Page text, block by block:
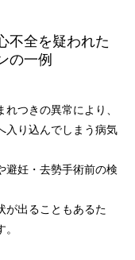
軟部外科
不全を疑われた
の一例
つきの異常により、
入り込んでしまう病気
避妊・去勢手術前の検
が出ることもあるた